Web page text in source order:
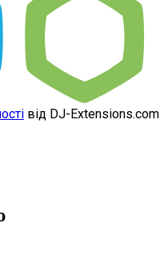
від DJ-Extensions.com